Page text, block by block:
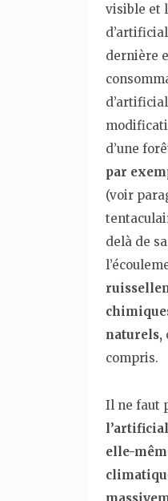
visible et
dernière
d’une
par
(voir
delà de
naturels,
compris.
Il ne faut
elle-